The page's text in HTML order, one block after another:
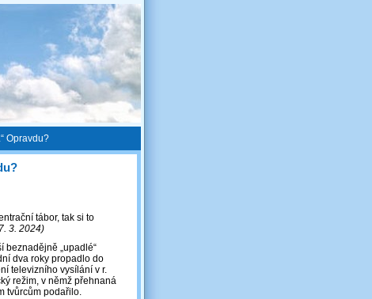
Opravdu?
tábor, tak si to
3. 2024)
beznadějně „upadlé“
dva roky propadlo do
televizního vysílání v r.
režim, v němž přehnaná
tvůrcům podařilo.